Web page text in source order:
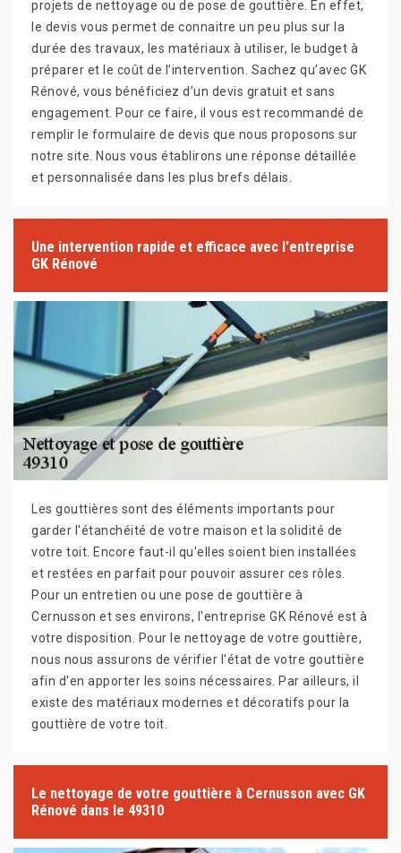
projets de nettoyage ou de pose de gouttière. En effet,
le devis vous permet de connaitre un peu plus sur la
durée des travaux, les matériaux à utiliser, le budget à
préparer et le coût de l’intervention. Sachez qu’avec GK
Rénové, vous bénéficiez d’un devis gratuit et sans
engagement. Pour ce faire, il vous est recommandé de
remplir le formulaire de devis que nous proposons sur
notre site. Nous vous établirons une réponse détaillée
et personnalisée dans les plus brefs délais.
Une intervention rapide et efficace avec l'entreprise
GK Rénové
Les gouttières sont des éléments importants pour
garder l'étanchéité de votre maison et la solidité de
votre toit. Encore faut-il qu'elles soient bien installées
et restées en parfait pour pouvoir assurer ces rôles.
Pour un entretien ou une pose de gouttière à
Cernusson et ses environs, l'entreprise GK Rénové est à
votre disposition. Pour le nettoyage de votre gouttière,
nous nous assurons de vérifier l'état de votre gouttière
afin d'en apporter les soins nécessaires. Par ailleurs, il
existe des matériaux modernes et décoratifs pour la
gouttière de votre toit.
Le nettoyage de votre gouttière à Cernusson avec GK
Rénové dans le 49310